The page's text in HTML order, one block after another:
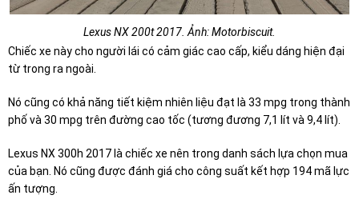
Lexus NX 200t 2017. Ảnh: Motorbiscuit.
Chiếc xe này cho người lái có cảm giác cao cấp, kiểu dáng hiện đại
từ trong ra ngoài.
Nó cũng có khả năng tiết kiệm nhiên liệu đạt là 33 mpg trong thành
phố và 30 mpg trên đường cao tốc (tương đương 7,1 lít và 9,4 lít).
Lexus NX 300h 2017 là chiếc xe nên trong danh sách lựa chọn mua
của bạn. Nó cũng được đánh giá cho công suất kết hợp 194 mã lực
ấn tượng.